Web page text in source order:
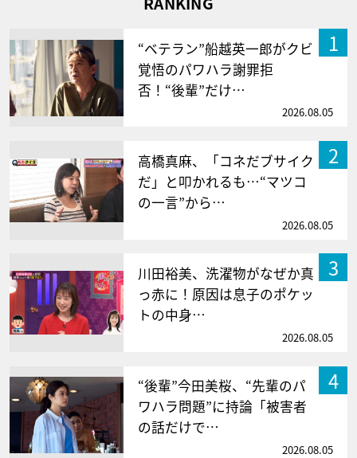
1
“ベテラン”船越英一郎がクビ
覚悟のパワハラ謝罪拒
否！“後輩”だけ…
2026.08.05
2
高橋真麻、「コネだブサイク
だ」と叩かれるも…“マツコ
の一言”から…
2026.08.05
3
川田裕美、洗濯物がなぜか真
っ赤に！原因は息子のポケッ
トの中身…
2026.08.05
4
“後輩”今田美桜、“先輩のパ
ワハラ問題”に持論「被害者
の話だけで…
2026.08.05